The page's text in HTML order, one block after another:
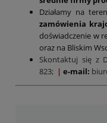
Działamy na
zamówienia
doświadczenie w
oraz na Bliskim
Skontaktuj się z
823; | e-mail: